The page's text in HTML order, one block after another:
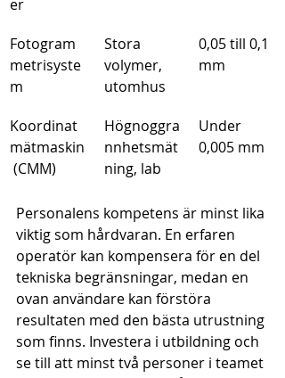
er
Fotogram
metrisyste
m
Stora
volymer,
utomhus
0,05 till 0,1
mm
Koordinat
mätmaskin
(CMM)
Högnoggra
nnhetsmät
ning, lab
Under
0,005 mm
Personalens kompetens är minst lika
viktig som hårdvaran. En erfaren
operatör kan kompensera för en del
tekniska begränsningar, medan en
ovan användare kan förstöra
resultaten med den bästa utrustning
som finns. Investera i utbildning och
se till att minst två personer i teamet